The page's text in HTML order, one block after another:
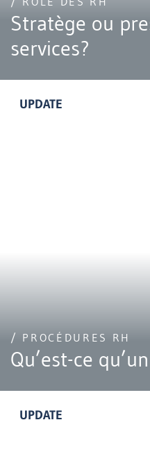
Stratège ou
services?
UPDATE
/ PROCÉDURES RH
Qu’est-ce
UPDATE